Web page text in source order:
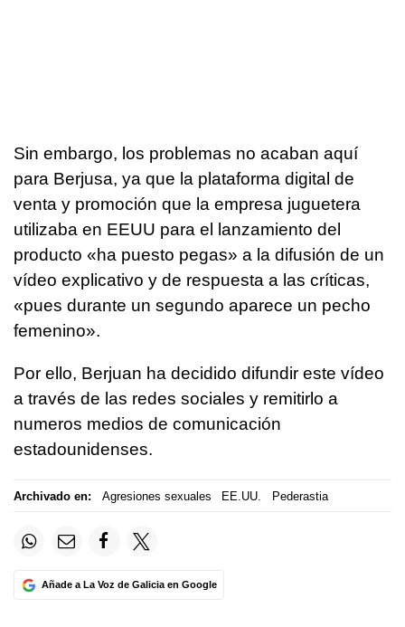
Sin embargo, los problemas no acaban aquí
para Berjusa, ya que la plataforma digital de
venta y promoción que la empresa juguetera
utilizaba en EEUU para el lanzamiento del
producto «ha puesto pegas» a la difusión de un
vídeo explicativo y de respuesta a las críticas,
«pues durante un segundo aparece un pecho
femenino».
Por ello, Berjuan ha decidido difundir este vídeo
a través de las redes sociales y remitirlo a
numeros medios de comunicación
estadounidenses.
Archivado en: Agresiones sexuales EE.UU. Pederastia
Añade a La Voz de Galicia en Google